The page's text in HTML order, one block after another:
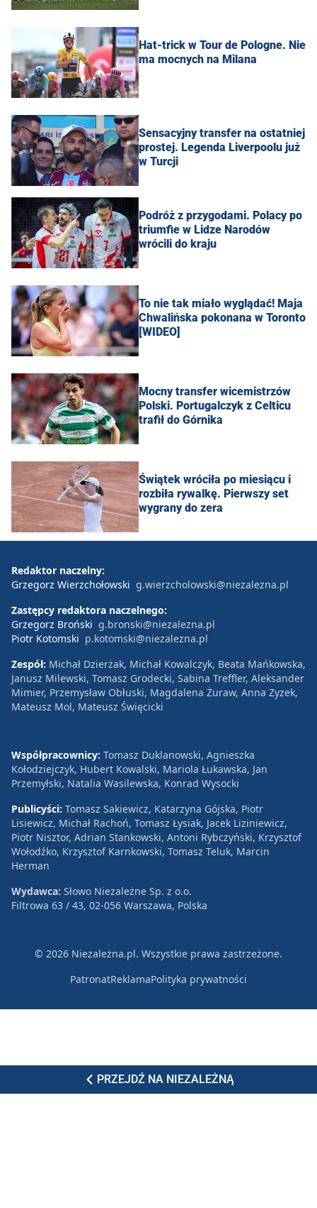
Hat-trick w Tour de Pologne. Nie
ma mocnych na Milana
Sensacyjny transfer na ostatniej
prostej. Legenda Liverpoolu już
w Turcji
Podróż z przygodami. Polacy po
triumfie w Lidze Narodów
wrócili do kraju
To nie tak miało wyglądać! Maja
Chwalińska pokonana w Toronto
[WIDEO]
Mocny transfer wicemistrzów
Polski. Portugalczyk z Celticu
trafił do Górnika
Świątek wróciła po miesiącu i
rozbiła rywalkę. Pierwszy set
wygrany do zera
PRZEJDŹ NA NIEZALEŻNĄ
Redaktor naczelny:
Grzegorz Wierzchołowski g.wierzcholowski@niezalezna.pl
Zastępcy redaktora naczelnego:
Grzegorz Broński g.bronski@niezalezna.pl
Piotr Kotomski p.kotomski@niezalezna.pl
Zespół: Michał Dzierżak, Michał Kowalczyk, Beata Mańkowska,
Janusz Milewski, Tomasz Grodecki, Sabina Treffler, Aleksander
Mimier, Przemysław Obłuski, Magdalena Żuraw, Anna Zyzek,
Mateusz Mol, Mateusz Święcicki
Współpracownicy: Tomasz Duklanowski, Agnieszka
Kołodziejczyk, Hubert Kowalski, Mariola Łukawska, Jan
Przemyłski, Natalia Wasilewska, Konrad Wysocki
Publicyści: Tomasz Sakiewicz, Katarzyna Gójska, Piotr
Lisiewicz, Michał Rachoń, Tomasz Łysiak, Jacek Liziniewicz,
Piotr Nisztor, Adrian Stankowski, Antoni Rybczyński, Krzysztof
Wołodźko, Krzysztof Karnkowski, Tomasz Teluk, Marcin
Herman
Wydawca: Słowo Niezależne Sp. z o.o.
Filtrowa 63 / 43, 02-056 Warszawa, Polska
© 2026 Niezależna.pl. Wszystkie prawa zastrzeżone.
PatronatReklamaPolityka prywatności